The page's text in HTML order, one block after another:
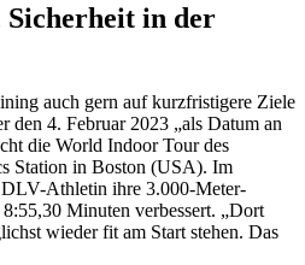
Sicherheit in der
auch gern auf kurzfristigere Ziele
den 4. Februar 2023 „als Datum an
die World Indoor Tour des
Station in Boston (USA). Im
DLV-Athletin ihre 3.000-Meter-
Minuten verbessert. „Dort
wieder fit am Start stehen. Das